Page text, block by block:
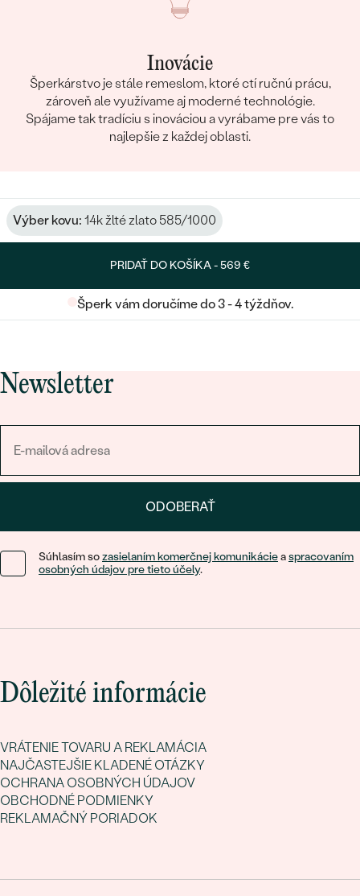
Inovácie
Šperkárstvo je stále remeslom, ktoré ctí ručnú prácu,
zároveň ale využívame aj moderné technológie.
Spájame tak tradíciu s inováciou a vyrábame pre vás to
najlepšie z každej oblasti.
Výber kovu: 14k žlté zlato 585/1000
PRIDAŤ DO KOŠÍKA -569 €
Šperk vám doručíme do 3 - 4 týždňov.
Newsletter
ODOBERAŤ
Súhlasím sozasielaním komerčnej komunikácieaspracovaním
osobných údajov pre tieto účely.
Dôležité informácie
VRÁTENIE TOVARU A REKLAMÁCIA
NAJČASTEJŠIE KLADENÉ OTÁZKY
OCHRANA OSOBNÝCH ÚDAJOV
OBCHODNÉ PODMIENKY
REKLAMAČNÝ PORIADOK